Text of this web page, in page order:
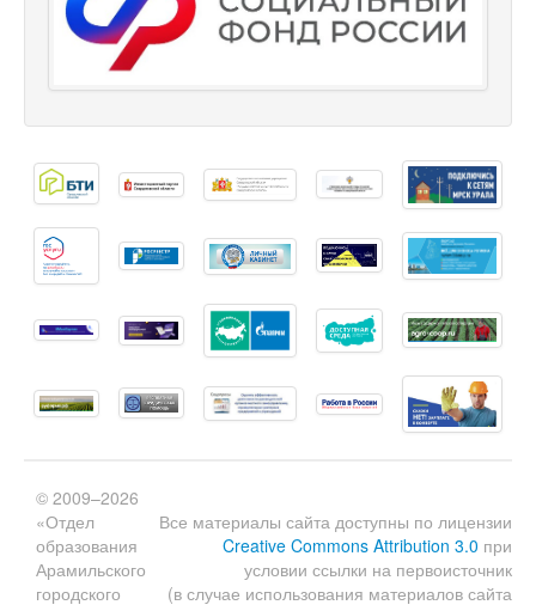
Все материалы сайта доступны по лицензии
Creative Commons Attribution 3.0 при
условии ссылки на первоисточник
(в случае использования материалов сайта
© 2009–2026
«Отдел
образования
Арамильского
городского